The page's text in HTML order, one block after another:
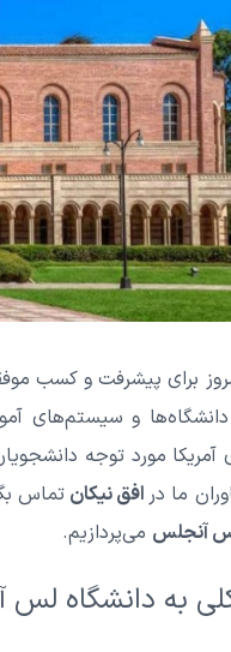
برای پیشرفت و کسب
دانشگاه‌ها و
آمریکا مورد توجه
ما در افق نیکان تماس
لس آنجلس می‌پردازیم.
به دانشگاه لس